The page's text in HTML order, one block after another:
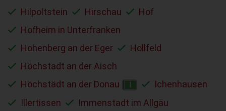
Hilpoltstein
Hirschau
Hof
Hofheim in Unterfranken
Hohenberg an der Eger
Hollfeld
Höchstadt an der Aisch
Höchstädt an der Donau
Ichenhausen
Illertissen
Immenstadt im Allgäu